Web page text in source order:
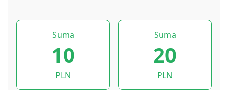
Suma
10
PLN
Suma
20
PLN